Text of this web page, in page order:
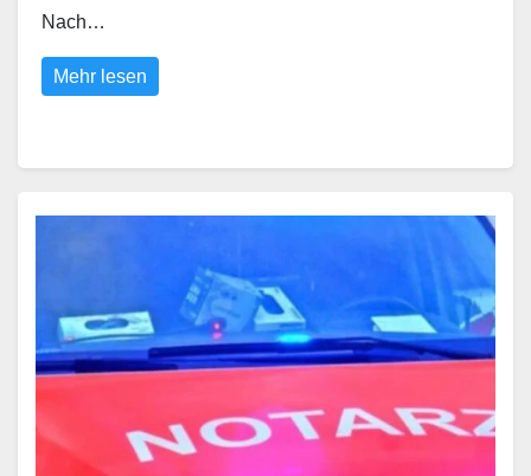
Nach…
Mehr lesen